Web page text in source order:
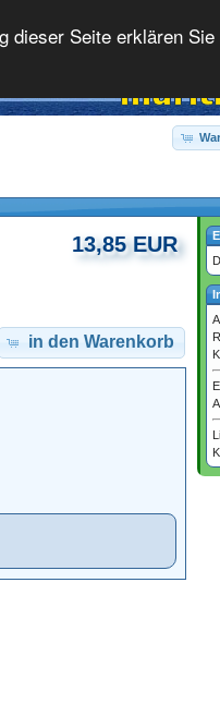
dieser Seite erklären
13,85 EUR
in den Warenkorb